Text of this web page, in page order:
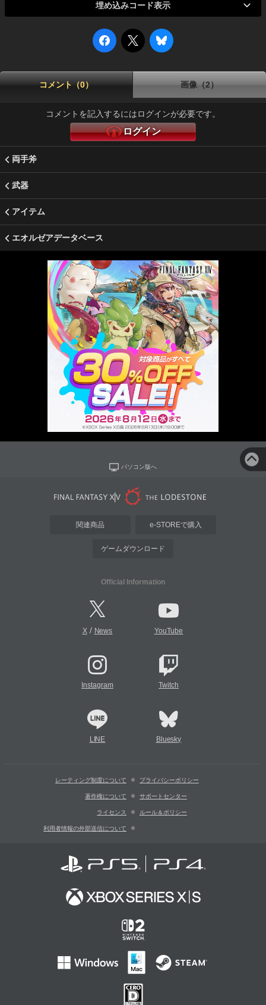
埋め込みコード表示
コメント（0） 画像（2）
コメントを記入するにはログインが必要です。
ログイン
両手斧
武器
アイテム
エオルゼアデータベース
パソコン版へ
関連商品 e-STOREで購入
ゲームダウンロード
Official Information
X/ News YouTube
Instagram Twitch
LINE Bluesky
レーティング制度について プライバシーポリシー
著作権について サポートセンター
ライセンス ルール＆ポリシー
利用者情報の外部送信について